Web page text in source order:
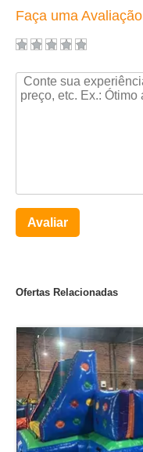
Faça uma Avaliação
Avaliar
Ofertas Relacionadas